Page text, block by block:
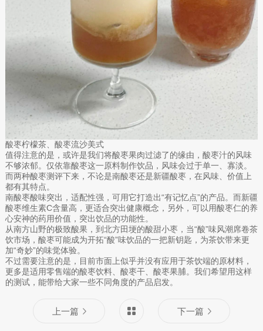
酸枣柠檬茶、酸枣流沙美式
值得注意的是，或许是我们将酸枣果肉过滤了的缘由，酸枣汁的风味
不够浓郁。仅依靠酸枣这一原料制作饮品，风味会过于单一、寡淡。
而两种酸枣测评下来，不论是南酸枣还是新疆酸枣，在风味、价值上
都有其特点。
南酸枣酸味突出，适配性强，可用它打造出“有记忆点”的产品。而新疆
酸枣维生素C含量高，更适合突出健康概念，另外，可以用酸枣仁的养
心安神的药用价值，突出饮品的功能性。
从南方山野的极致酸果，到北方田埂的酸甜小枣，当“酸”味风潮席卷茶
饮市场，酸枣可能成为开拓“酸”味饮品的一把新钥匙，为茶饮带来更
加“奇妙”的味觉体验。
不过需要注意的是，目前市面上似乎并没有应用于茶饮端的原材料，
更多是适用零售端的酸枣饮料、酸枣干、酸枣果脯。我们希望用这样
的测试，能带给大家一些不同角度的产品启发。
上一篇 下一篇